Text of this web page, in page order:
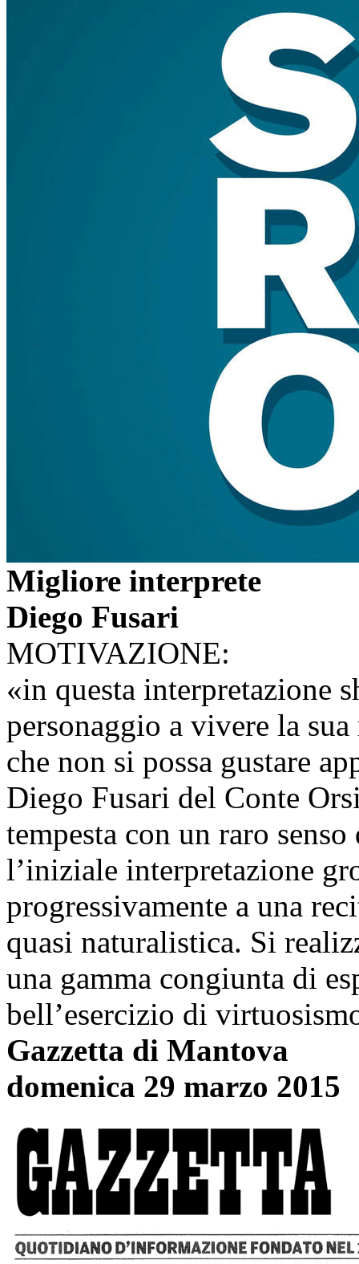
Migliore interprete
Diego Fusari
MOTIVAZIONE:
«in questa interpretazione
personaggio a vivere la
che non si possa gustare
Diego Fusari del Conte
tempesta con un raro
l’iniziale interpretazione
progressivamente a una
quasi naturalistica. Si
una gamma congiunta di
bell’esercizio di
Gazzetta di Mantova
domenica 29 marzo 2015